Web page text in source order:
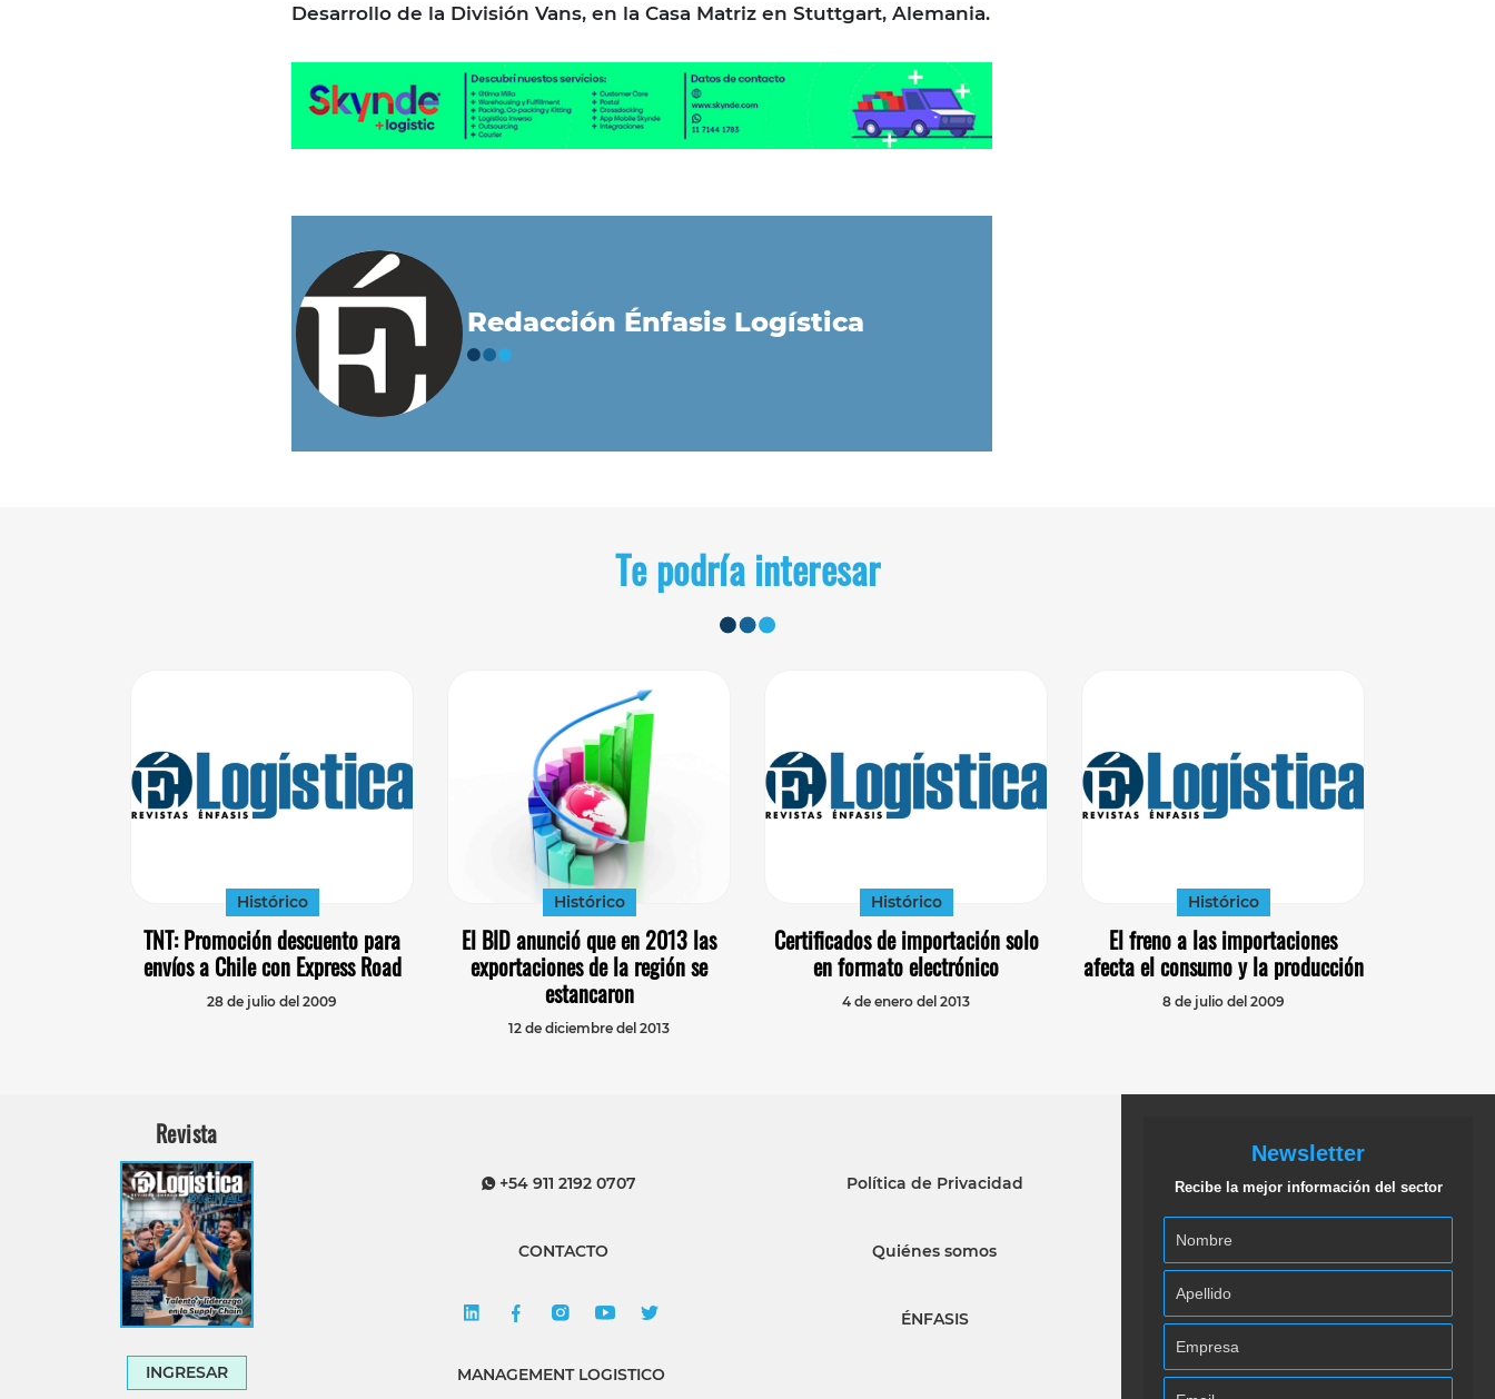
Desarrollo de la División Vans, en la Casa Matriz en Stuttgart, Alemania.
Redacción Énfasis Logística
Te podría interesar
Histórico
TNT: Promoción descuento para
envíos a Chile con Express Road
28 de julio del 2009
Histórico
El BID anunció que en 2013 las
exportaciones de la región se
estancaron
12 de diciembre del 2013
Histórico
Certificados de importación solo
en formato electrónico
4 de enero del 2013
Histórico
El freno a las importaciones
afecta el consumo y la producción
8 de julio del 2009
Revista
INGRESAR
+54 911 2192 0707
CONTACTO
MANAGEMENT LOGISTICO
Política de Privacidad
Quiénes somos
ÉNFASIS
Newsletter
Recibe la mejor información del sector